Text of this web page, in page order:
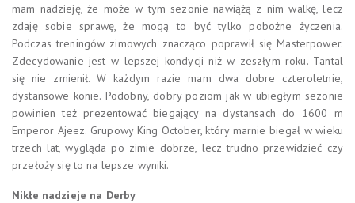
mam nadzieję, że może w tym sezonie nawiążą z nim walkę, lecz
zdaję sobie sprawę, że mogą to być tylko pobożne życzenia.
Podczas treningów zimowych znacząco poprawił się Masterpower.
Zdecydowanie jest w lepszej kondycji niż w zeszłym roku. Tantal
się nie zmienił. W każdym razie mam dwa dobre czteroletnie,
dystansowe konie. Podobny, dobry poziom jak w ubiegłym sezonie
powinien też prezentować biegający na dystansach do 1600 m
Emperor Ajeez. Grupowy King October, który marnie biegał w wieku
trzech lat, wygląda po zimie dobrze, lecz trudno przewidzieć czy
przełoży się to na lepsze wyniki.
Nikłe nadzieje na Derby